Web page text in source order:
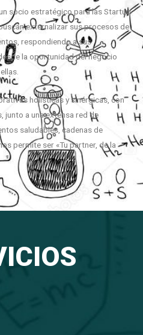
socio estratégico para las Startup
externalizar sus procesos de
respondiendo a sus
la oportunidad del negocio
holísticas y sinérgicas, con
junto a una extensa red de
saludables, cadenas de
permite ser «Tu partner, de la